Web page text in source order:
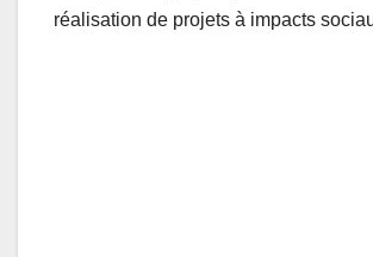
réalisation de projets à impacts